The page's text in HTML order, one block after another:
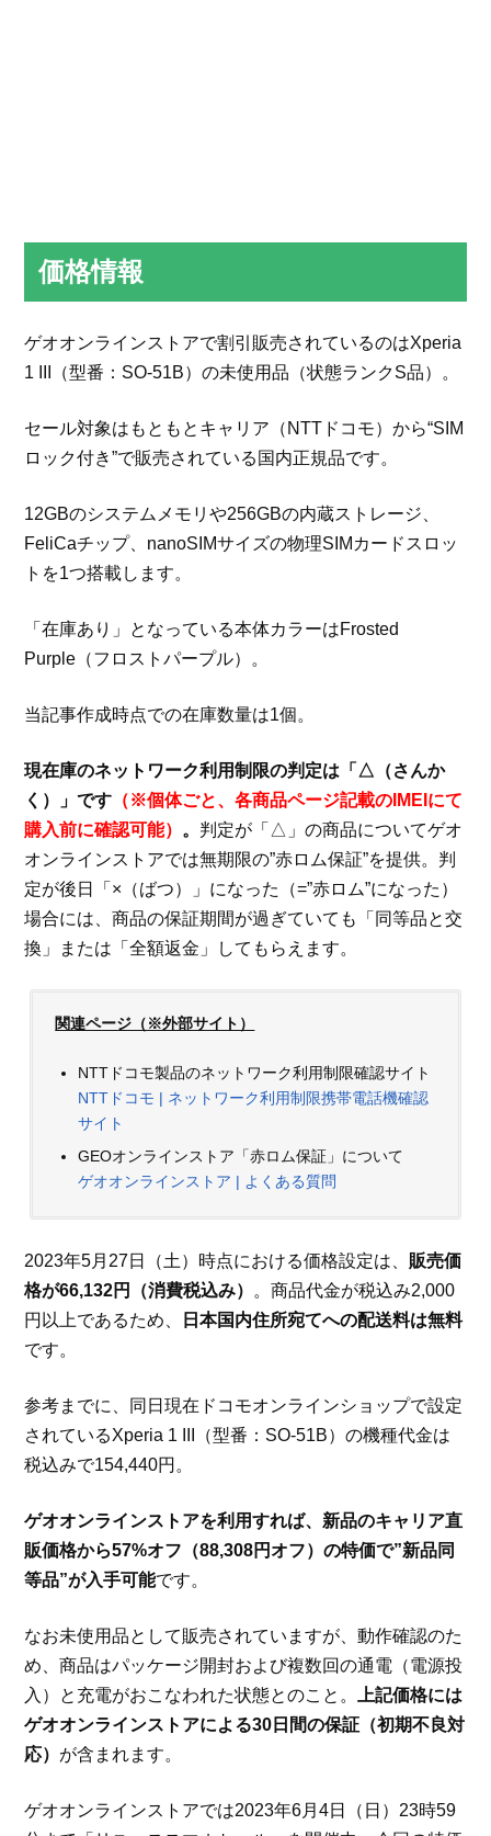
価格情報
ゲオオンラインストアで割引販売されているのはXperia
1 III（型番：SO-51B）の未使用品（状態ランクS品）。
セール対象はもともとキャリア（NTTドコモ）から“SIM
ロック付き”で販売されている国内正規品です。
12GBのシステムメモリや256GBの内蔵ストレージ、
FeliCaチップ、nanoSIMサイズの物理SIMカードスロッ
トを1つ搭載します。
「在庫あり」となっている本体カラーはFrosted
Purple（フロストパープル）。
当記事作成時点での在庫数量は1個。
現在庫のネットワーク利用制限の判定は「△（さんか
く）」です （※個体ごと、各商品ページ記載のIMEIにて
購入前に確認可能） 。 判定が「△」の商品についてゲオ
オンラインストアでは無期限の”赤ロム保証”を提供。判
定が後日「×（ばつ）」になった（=”赤ロム”になった）
場合には、商品の保証期間が過ぎていても「同等品と交
換」または「全額返金」してもらえます。
関連ページ（※外部サイト）
NTTドコモ製品のネットワーク利用制限確認サイト
NTTドコモ | ネットワーク利用制限携帯電話機確認
サイト
GEOオンラインストア「赤ロム保証」について
ゲオオンラインストア | よくある質問
2023年5月27日（土）時点における価格設定は、 販売価
格が66,132円（消費税込み） 。商品代金が税込み2,000
円以上であるため、
日本国内住所宛てへの配送料は無料
です。
参考までに、同日現在ドコモオンラインショップで設定
されているXperia 1 III（型番：SO-51B）の機種代金は
税込みで154,440円。
ゲオオンラインストアを利用すれば、新品のキャリア直
販価格から57%オフ（88,308円オフ）の特価で”新品同
等品”が入手可能です。
なお未使用品として販売されていますが、動作確認のた
め、商品はパッケージ開封および複数回の通電（電源投
入）と充電がおこなわれた状態とのこと。
上記価格には
ゲオオンラインストアによる30日間の保証（初期不良対
応） が含まれます。
ゲオオンラインストアでは2023年6月4日（日）23時59